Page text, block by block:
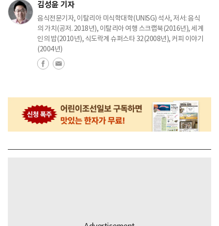
김성윤 기자
음식전문기자, 이탈리아 미식학대학(UNISG) 석사, 저서: 음식
의 가치(공저. 2018년), 이탈리아 여행 스크랩북(2016년), 세계
인의 밥(2010년), 식도락계 슈퍼스타 32(2008년), 커피 이야기
(2004년)